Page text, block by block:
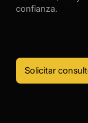
confianza.
Solicitar